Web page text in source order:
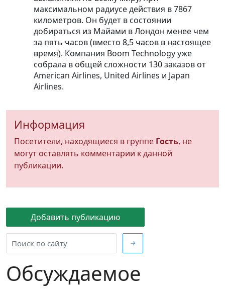
Добавить публикацию
→
Обсуждаемое
максимальном радиусе действия в 7867
километров. Он будет в состоянии
добираться из Майами в Лондон менее чем
за пять часов (вместо 8,5 часов в настоящее
время). Компания Boom Technology уже
собрала в общей сложности 130 заказов от
American Airlines, United Airlines и Japan
Airlines.
Информация
Посетители, находящиеся в группе Гость, не
могут оставлять комментарии к данной
публикации.